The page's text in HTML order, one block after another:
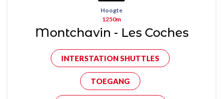
Hoogte
1250m
Montchavin - Les Coches
INTERSTATION SHUTTLES
TOEGANG